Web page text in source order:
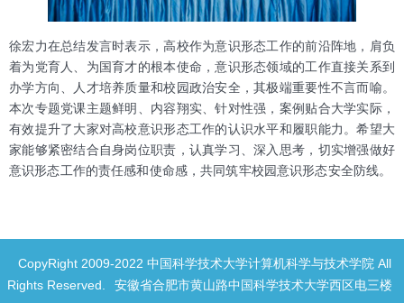
徐宏力在总结发言时表示，高校作为意识形态工作的前沿阵地，肩负
着为党育人、为国育才的根本使命，意识形态领域的工作直接关系到
办学方向、人才培养质量和校园政治安全，其极端重要性不言而喻。
本次专题党课主题鲜明、内容翔实、针对性强，案例贴合大学实际，
有效提升了大家对高校意识形态工作的认识水平和履职能力。希望大
家能够紧密结合自身岗位职责，认真学习、深入思考，切实增强做好
意识形态工作的责任感和使命感，共同筑牢校园意识形态安全防线。
CopyRight 2009-2022 中国科学技术大学计算机科学与技术学院 All
Rights Reserved.
安徽省合肥市黄山路中国科学技术大学西区电三楼